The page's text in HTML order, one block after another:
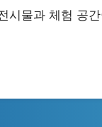
시물과 체험 공